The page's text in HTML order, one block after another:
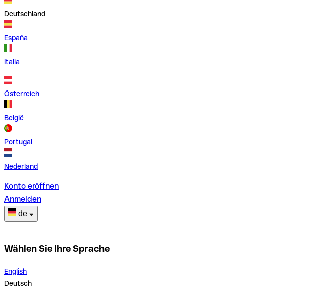
Deutschland
España
Italia
Österreich
België
Portugal
Nederland
Konto eröffnen
Anmelden
de
Wählen Sie Ihre Sprache
English
Deutsch